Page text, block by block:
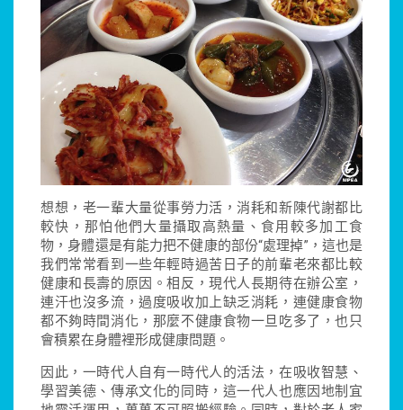
想想，老一輩大量從事勞力活，消耗和新陳代謝都比
較快，那怕他們大量攝取高熱量、食用較多加工食
物，身體還是有能力把不健康的部份“處理掉”，這也是
我們常常看到一些年輕時過苦日子的前輩老來都比較
健康和長壽的原因。相反，現代人長期待在辦公室，
連汗也沒多流，過度吸收加上缺乏消耗，連健康食物
都不夠時間消化，那麼不健康食物一旦吃多了，也只
會積累在身體裡形成健康問題。
因此，一時代人自有一時代人的活法，在吸收智慧、
學習美德、傳承文化的同時，這一代人也應因地制宜